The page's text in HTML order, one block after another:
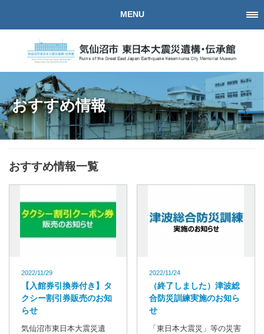
おすすめ情報
MENU
おすすめ情報一覧
2022/11/29
【入館券引換券付き】タ
クシー割引券販売のお知
らせ
気仙沼市東日本大震災遺
2022/11/24
（終了しました）津波総
合防災訓練実施のお知ら
せ
「東日本大震災」等の災害